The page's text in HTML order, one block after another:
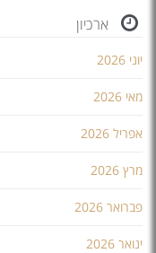
ארכיון
יוני 2026
מאי 2026
אפריל 2026
מרץ 2026
פברואר 2026
ינואר 2026